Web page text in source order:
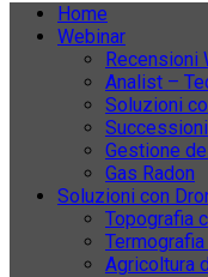
Home
Webinar
Recensioni
Analist –
Soluzioni
Successioni
Gestione
Gas Radon
Soluzioni con
Topografia
Termografia
Agricoltura